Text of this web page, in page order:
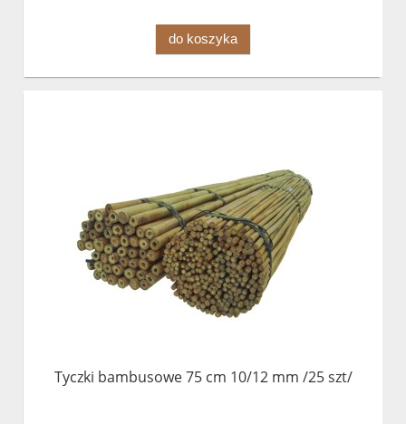
do koszyka
Tyczki bambusowe 75 cm 10/12 mm /25 szt/